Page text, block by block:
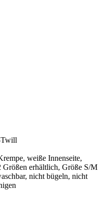
Twill
weiße Innenseite,
Größen erhältlich, Größe S/M
nicht bügeln, nicht